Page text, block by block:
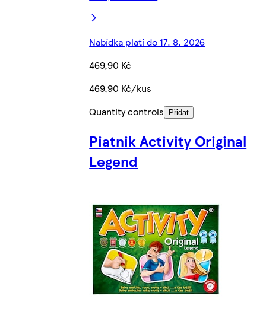
Nabídka platí do 17. 8. 2026
469,90 Kč
469,90 Kč/kus
Quantity controls
Přidat
Piatnik Activity Original
Legend